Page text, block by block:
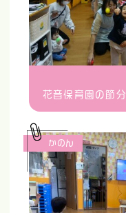
花音保育園の節分
かのん